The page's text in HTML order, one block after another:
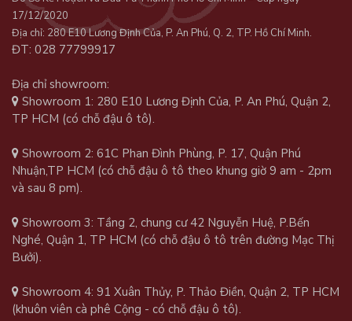
17/12/2020
Địa chỉ: 280 E10 Lương Định Của, P. An Phú, Q. 2, TP. Hồ Chí Minh.
ĐT: 028 77799917
Địa chỉ showroom:
Showroom 1: 280 E10 Lương Định Của, P. An Phú, Quận 2,
TP HCM (có chỗ đậu ô tô).
Showroom 2: 61C Phan Đình Phùng, P. 17, Quận Phú
Nhuận,TP HCM (có chỗ đậu ô tô theo khung giờ 9 am - 2pm
và sau 8 pm).
Showroom 3: Tầng 2, chung cư 42 Nguyễn Huệ, P.Bến
Nghé, Quận 1, TP HCM (có chỗ đậu ô tô trên đường Mạc Thị
Bưởi).
Showroom 4: 91 Xuân Thủy, P. Thảo Điền, Quận 2, TP HCM
(khuôn viên cà phê Cộng - có chỗ đậu ô tô).